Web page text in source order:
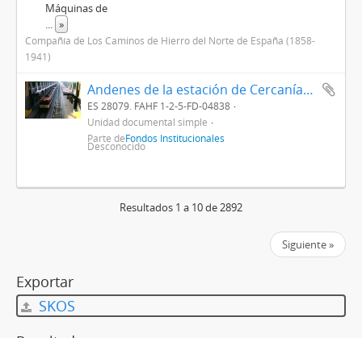
Máquinas de
... »
Compañía de Los Caminos de Hierro del Norte de España (1858-
1941)
Andenes de la estación de Cercanías de Madrid - Delicias y doble composición de Cercanías detenida en una de las vías
ES 28079. FAHF 1-2-5-FD-04838
Unidad documental simple
Parte deFondos Institucionales
Desconocido
Resultados 1 a 10 de 2892
Siguiente »
Exportar
SKOS